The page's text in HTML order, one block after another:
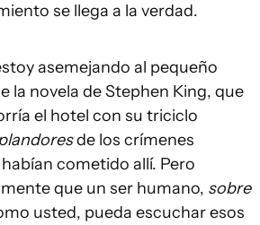
se llega a la verdad.
asemejando al pequeño
la novela de Stephen King, que
el hotel con su triciclo
de los crímenes
cometido allí. Pero
que un ser humano, sobre
usted, pueda escuchar esos